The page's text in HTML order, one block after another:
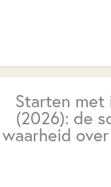
Starten met
(2026): de
waarheid